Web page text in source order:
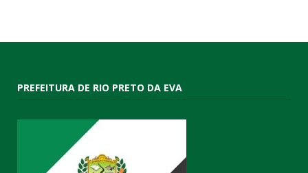
PREFEITURA DE RIO PRETO DA EVA